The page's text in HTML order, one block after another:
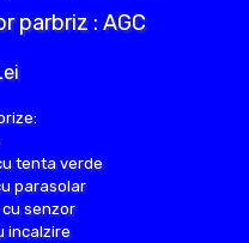
parbriz : AGC
tenta verde
parasolar
cu senzor
incalzire